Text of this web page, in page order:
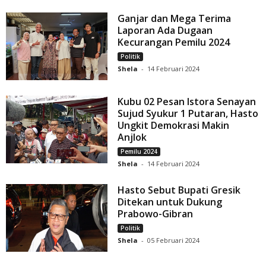
Ganjar dan Mega Terima
Laporan Ada Dugaan
Kecurangan Pemilu 2024
Politik
Shela - 14 Februari 2024
Kubu 02 Pesan Istora Senayan
Sujud Syukur 1 Putaran, Hasto
Ungkit Demokrasi Makin
Anjlok
Pemilu 2024
Shela - 14 Februari 2024
Hasto Sebut Bupati Gresik
Ditekan untuk Dukung
Prabowo-Gibran
Politik
Shela - 05 Februari 2024